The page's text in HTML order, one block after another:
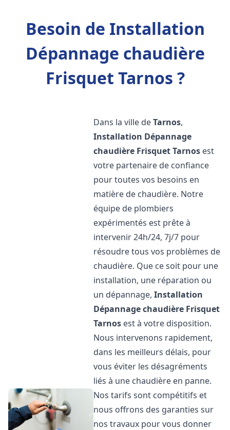
Besoin de Installation
Dépannage chaudière
Frisquet Tarnos ?
Dans la ville deTarnos,
Installation Dépannage
chaudière FrisquetTarnos est
votre partenaire de confiance
pour toutes vos besoins en
matière de chaudière. Notre
équipe de plombiers
expérimentés est prête à
intervenir 24h/24, 7j/7 pour
résoudre tous vos problèmes de
chaudière. Que ce soit pour une
installation, une réparation ou
un dépannage,Installation
Dépannage chaudière Frisquet
Tarnos est à votre disposition.
Nous intervenons rapidement,
dans les meilleurs délais, pour
vous éviter les désagréments
liés à une chaudière en panne.
Nos tarifs sont compétitifs et
nous offrons des garanties sur
nos travaux pour vous donner